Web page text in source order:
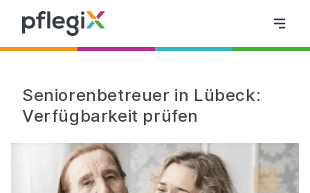
Seniorenbetreuer in Lübeck:
Verfügbarkeit prüfen